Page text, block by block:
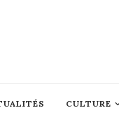
CULTURE